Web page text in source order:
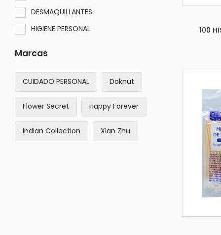
DESMAQUILLANTES
HIGIENE PERSONAL
Marcas
CUIDADO PERSONAL Doknut
Flower Secret Happy Forever
Indian Collection Xian Zhu
100